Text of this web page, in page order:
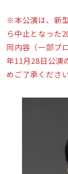
※本公演は、新
ら中止となった
同内容（一部プ
年11月28日公演
めご了承ください